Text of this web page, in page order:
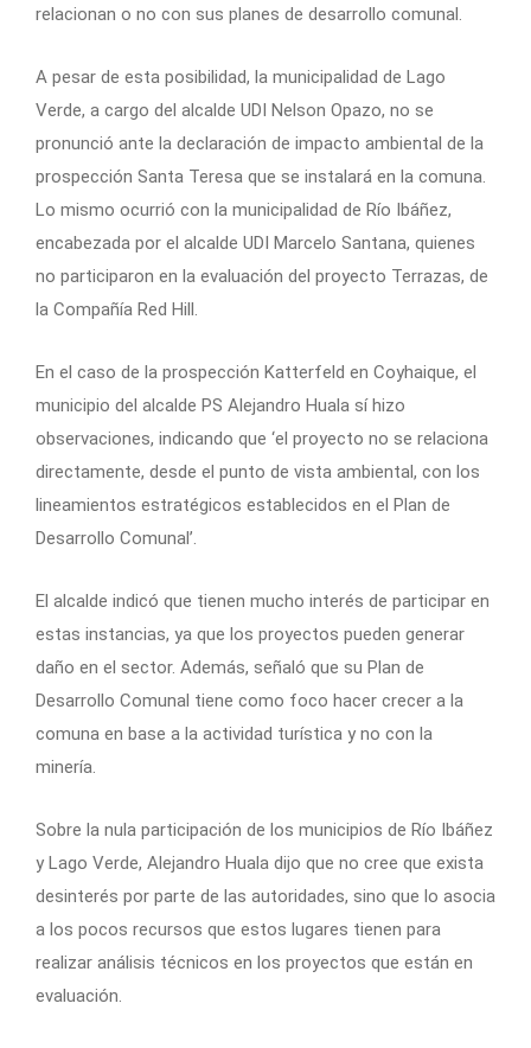
relacionan o no con sus planes de desarrollo comunal.
A pesar de esta posibilidad, la municipalidad de Lago
Verde, a cargo del alcalde UDI Nelson Opazo, no se
pronunció ante la declaración de impacto ambiental de la
prospección Santa Teresa que se instalará en la comuna.
Lo mismo ocurrió con la municipalidad de Río Ibáñez,
encabezada por el alcalde UDI Marcelo Santana, quienes
no participaron en la evaluación del proyecto Terrazas, de
la Compañía Red Hill.
En el caso de la prospección Katterfeld en Coyhaique, el
municipio del alcalde PS Alejandro Huala sí hizo
observaciones, indicando que ‘el proyecto no se relaciona
directamente, desde el punto de vista ambiental, con los
lineamientos estratégicos establecidos en el Plan de
Desarrollo Comunal’.
El alcalde indicó que tienen mucho interés de participar en
estas instancias, ya que los proyectos pueden generar
daño en el sector. Además, señaló que su Plan de
Desarrollo Comunal tiene como foco hacer crecer a la
comuna en base a la actividad turística y no con la
minería.
Sobre la nula participación de los municipios de Río Ibáñez
y Lago Verde, Alejandro Huala dijo que no cree que exista
desinterés por parte de las autoridades, sino que lo asocia
a los pocos recursos que estos lugares tienen para
realizar análisis técnicos en los proyectos que están en
evaluación.